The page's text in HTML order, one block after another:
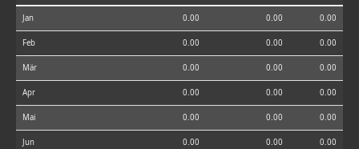
Jan 0.00 0.00 0.00
Feb 0.00 0.00 0.00
Mär 0.00 0.00 0.00
Apr 0.00 0.00 0.00
Mai 0.00 0.00 0.00
Jun 0.00 0.00 0.00